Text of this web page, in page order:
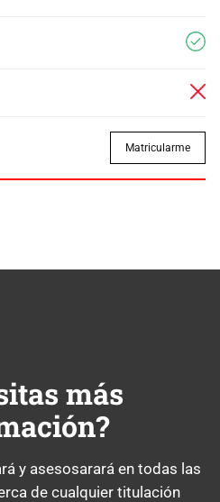
Matricularme
más
y asesosarará en todas las
de cualquier titulación